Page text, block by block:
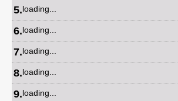
5.loading...
6.loading...
7.loading...
8.loading...
9.loading...